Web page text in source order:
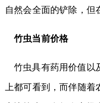
自然会全面的铲除，但
竹虫当前价格
竹虫具有药用价值以
上都可看到，而伴随着